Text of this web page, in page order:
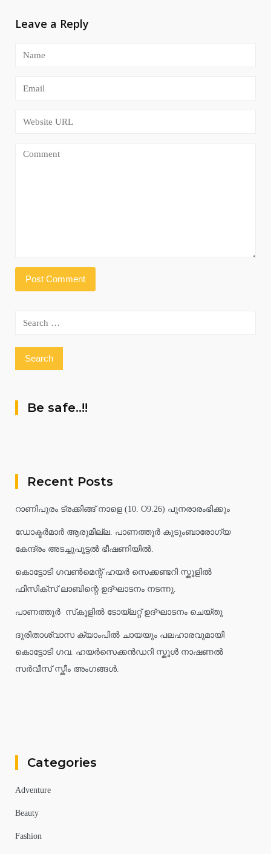
Leave a Reply
Search
Be safe..!!
Recent Posts
റാണിപുരം ട്രക്കിങ്ങ് നാളെ (10. O9.26) പുനരാരംഭിക്കും
ഡോക്ടർമാർ ആരുമില്ല. പാണത്തൂർ കുടുംബാരോഗ്യ
കേന്ദ്രം അടച്ചുപൂട്ടൽ ഭീഷണിയിൽ.
കൊട്ടോടി ഗവൺമെന്റ് ഹയർ സെക്കണ്ടറി സ്കൂളിൽ
ഫിസിക്സ് ലാബിന്റെ ഉദ്ഘാടനം നടന്നു.
പാണത്തൂർ സ്‌കൂളിൽ ടോയ്ലറ്റ് ഉദ്ഘാടനം ചെയ്തു
ദുരിതാശ്വാസ ക്യാംപിൽ ചായയും പലഹാരവുമായി
കൊട്ടോടി ഗവ. ഹയർസെക്കൻഡറി സ്കൂൾ നാഷണൽ
സർവീസ് സ്കീം അംഗങ്ങൾ.
Categories
Adventure
Beauty
Fashion